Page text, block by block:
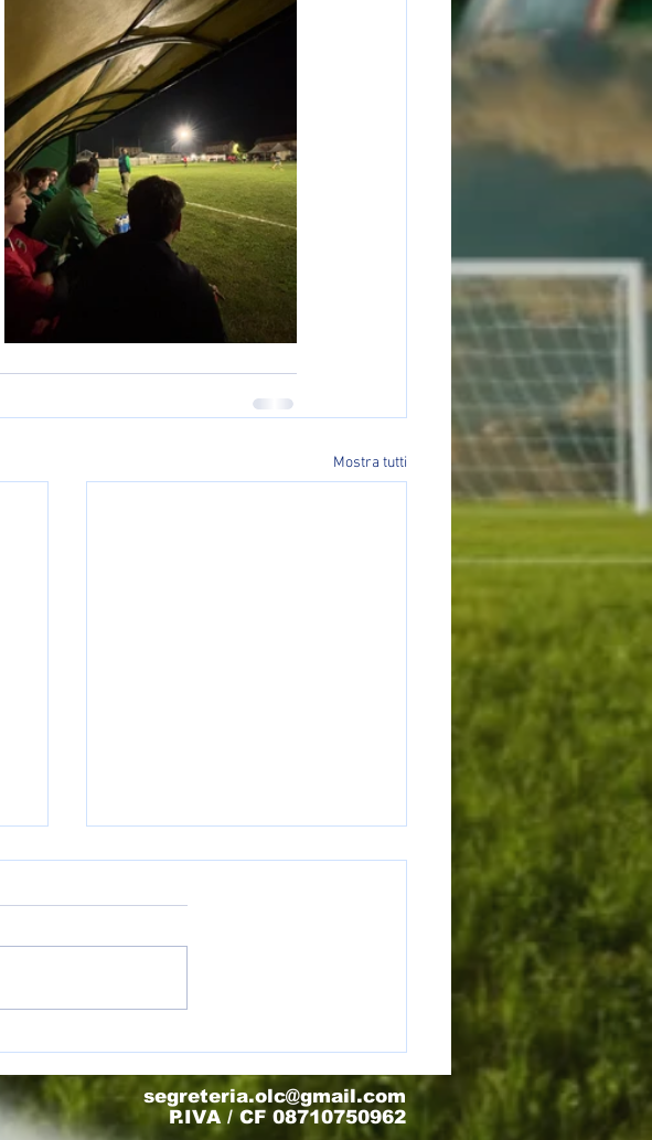
Mostra tutti
segreteria.olc@gmail.com
P.IVA / CF 08710750962